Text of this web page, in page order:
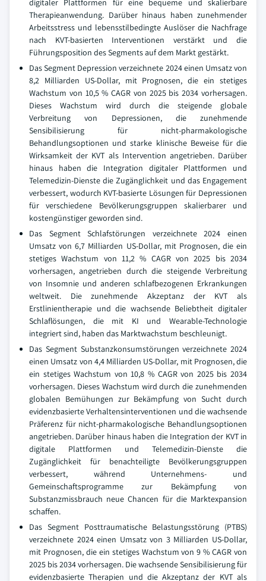
digitaler Plattformen für eine bequeme und skalierbare
Therapieanwendung. Darüber hinaus haben zunehmender
Arbeitsstress und lebensstilbedingte Auslöser die Nachfrage
nach KVT-basierten Interventionen verstärkt und die
Führungsposition des Segments auf dem Markt gestärkt.
Das Segment Depression verzeichnete 2024 einen Umsatz von
8,2 Milliarden US-Dollar, mit Prognosen, die ein stetiges
Wachstum von 10,5 % CAGR von 2025 bis 2034 vorhersagen.
Dieses Wachstum wird durch die steigende globale
Verbreitung von Depressionen, die zunehmende
Sensibilisierung für nicht-pharmakologische
Behandlungsoptionen und starke klinische Beweise für die
Wirksamkeit der KVT als Intervention angetrieben. Darüber
hinaus haben die Integration digitaler Plattformen und
Telemedizin-Dienste die Zugänglichkeit und das Engagement
verbessert, wodurch KVT-basierte Lösungen für Depressionen
für verschiedene Bevölkerungsgruppen skalierbarer und
kostengünstiger geworden sind.
Das Segment Schlafstörungen verzeichnete 2024 einen
Umsatz von 6,7 Milliarden US-Dollar, mit Prognosen, die ein
stetiges Wachstum von 11,2 % CAGR von 2025 bis 2034
vorhersagen, angetrieben durch die steigende Verbreitung
von Insomnie und anderen schlafbezogenen Erkrankungen
weltweit. Die zunehmende Akzeptanz der KVT als
Erstlinientherapie und die wachsende Beliebtheit digitaler
Schlaflösungen, die mit KI und Wearable-Technologie
integriert sind, haben das Marktwachstum beschleunigt.
Das Segment Substanzkonsumstörungen verzeichnete 2024
einen Umsatz von 4,4 Milliarden US-Dollar, mit Prognosen, die
ein stetiges Wachstum von 10,8 % CAGR von 2025 bis 2034
vorhersagen. Dieses Wachstum wird durch die zunehmenden
globalen Bemühungen zur Bekämpfung von Sucht durch
evidenzbasierte Verhaltensinterventionen und die wachsende
Präferenz für nicht-pharmakologische Behandlungsoptionen
angetrieben. Darüber hinaus haben die Integration der KVT in
digitale Plattformen und Telemedizin-Dienste die
Zugänglichkeit für benachteiligte Bevölkerungsgruppen
verbessert, während Unternehmens- und
Gemeinschaftsprogramme zur Bekämpfung von
Substanzmissbrauch neue Chancen für die Marktexpansion
schaffen.
Das Segment Posttraumatische Belastungsstörung (PTBS)
verzeichnete 2024 einen Umsatz von 3 Milliarden US-Dollar,
mit Prognosen, die ein stetiges Wachstum von 9 % CAGR von
2025 bis 2034 vorhersagen. Die wachsende Sensibilisierung für
evidenzbasierte Therapien und die Akzeptanz der KVT als